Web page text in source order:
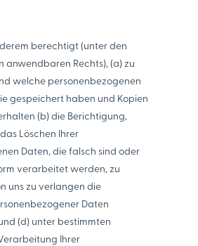
berechtigt (unter den
anwendbaren Rechts), (a) zu
welche personenbezogenen
gespeichert haben und Kopien
(b) die Berichtigung,
Löschen Ihrer
Daten, die falsch sind oder
verarbeitet werden, zu
uns zu verlangen die
Daten
(d) unter bestimmten
Ihrer